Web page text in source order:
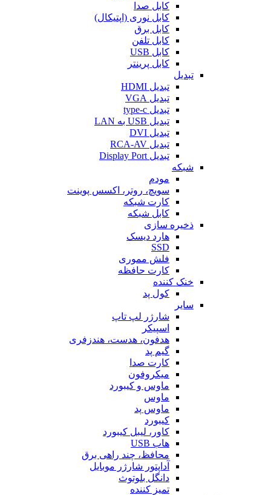
کابل صدا
کابل نوری (اپتیکال)
کابل برق
کابل تلفن
کابل USB
کابل پرینتر
تبدیل
تبدیل HDMI
تبدیل VGA
تبدیل type-c
تبدیل USB به LAN
تبدیل DVI
تبدیل RCA-AV
تبدیل Display Port
شبکه
مودم
سویچ، روتر، اکسس پوینت
کارت شبکه
کابل شبکه
ذخیره سازی
هارد دیسک
SSD
فلش مموری
کارت حافظه
خنک کننده
کول پد
سایر
شارژر لپ تاپ
اسپیکر
هدفون، هدست، هندزفری
گیم پد
کارت صدا
میکروفون
ماوس و کیبورد
ماوس
ماوس پد
کیبورد
کاور، لیبل کیبورد
هاب USB
محافظ، چند راهی برق
آداپتور شارژر موبایل
دانگل بلوتوث
تمیز کننده